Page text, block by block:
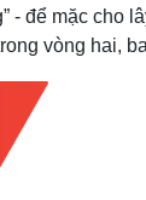
Xe máy
Tư vấn
Giải trí
- để mặc cho
vòng hai,